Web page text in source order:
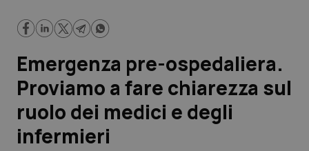
Regioni e Asl
Lavoro e Professioni
Scienza e Farmaci
Studi e Analisi
Emergenza pre-ospedaliera.
Proviamo a fare chiarezza sul
ruolo dei medici e degli
infermieri